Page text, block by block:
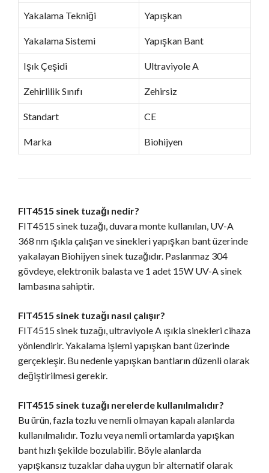
Yakalama Tekniği Yapışkan
Yakalama Sistemi Yapışkan Bant
Işık Çeşidi Ultraviyole A
Zehirlilik Sınıfı Zehirsiz
Standart CE
Marka Biohijyen
FIT4515 sinek tuzağı nedir?
FIT4515 sinek tuzağı, duvara monte kullanılan, UV-A
368 nm ışıkla çalışan ve sinekleri yapışkan bant üzerinde
yakalayan Biohijyen sinek tuzağıdır. Paslanmaz 304
gövdeye, elektronik balasta ve 1 adet 15W UV-A sinek
lambasına sahiptir.
FIT4515 sinek tuzağı nasıl çalışır?
FIT4515 sinek tuzağı, ultraviyole A ışıkla sinekleri cihaza
yönlendirir. Yakalama işlemi yapışkan bant üzerinde
gerçekleşir. Bu nedenle yapışkan bantların düzenli olarak
değiştirilmesi gerekir.
FIT4515 sinek tuzağı nerelerde kullanılmalıdır?
Bu ürün, fazla tozlu ve nemli olmayan kapalı alanlarda
kullanılmalıdır. Tozlu veya nemli ortamlarda yapışkan
bant hızlı şekilde bozulabilir. Böyle alanlarda
yapışkansız tuzaklar daha uygun bir alternatif olarak